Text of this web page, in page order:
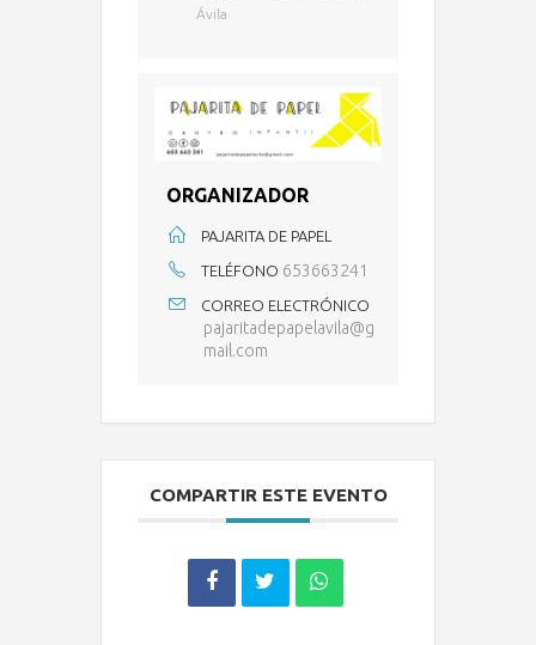
Ávila
ORGANIZADOR
PAJARITA DE PAPEL
TELÉFONO 653663241
CORREO ELECTRÓNICO
pajaritadepapelavila@g
mail.com
COMPARTIR ESTE EVENTO